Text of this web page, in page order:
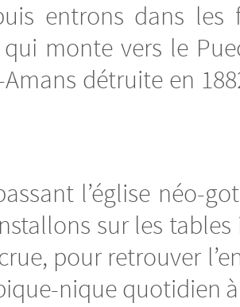
entrons dans
monte vers le
Amans détruite en
l’église néo-
sur les
pour retrouver
nique quotidien